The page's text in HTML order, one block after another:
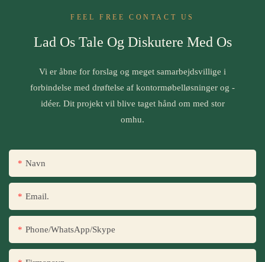
FEEL FREE CONTACT US
Lad Os Tale Og Diskutere Med Os
Vi er åbne for forslag og meget samarbejdsvillige i
forbindelse med drøftelse af kontormøbelløsninger og -
idéer. Dit projekt vil blive taget hånd om med stor
omhu.
Navn
Email.
Phone/WhatsApp/Skype